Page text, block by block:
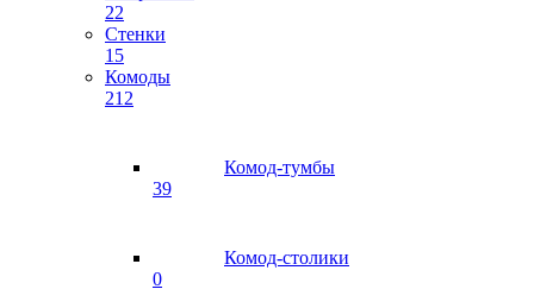
22
Стенки
15
Комоды
212
Комод-тумбы
39
Комод-столики
0